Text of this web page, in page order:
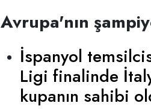
Avrupa'nın
İspanyol
Ligi finalinde
kupanın sahibi